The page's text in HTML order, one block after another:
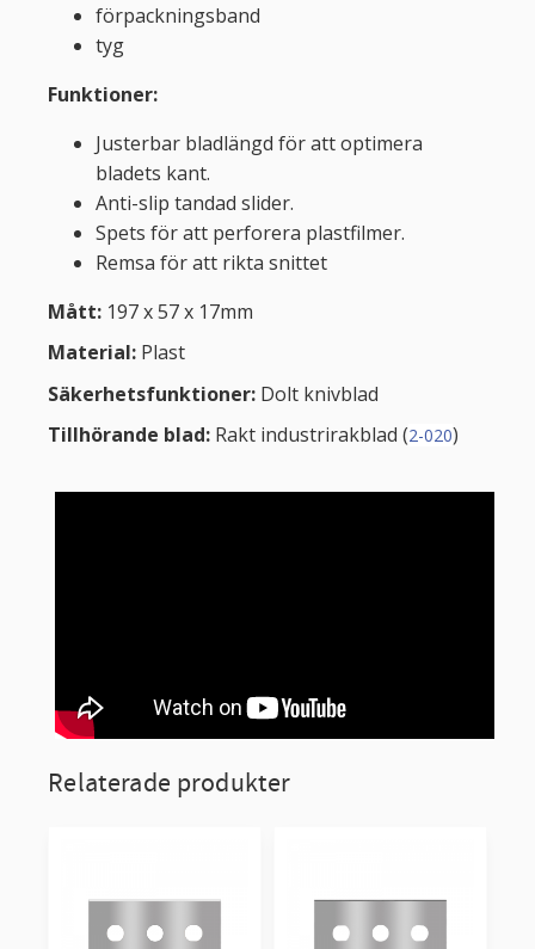
förpackningsband
tyg
Funktioner:
Justerbar bladlängd för att optimera
bladets kant.
Anti-slip tandad slider.
Spets för att perforera plastfilmer.
Remsa för att rikta snittet
Mått: 197 x 57 x 17mm
Material: Plast
Säkerhetsfunktioner: Dolt knivblad
Tillhörande blad: Rakt industrirakblad (2-020)
Relaterade produkter